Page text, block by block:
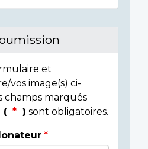
et
vos image(s) ci-
champs marqués
( ) sont obligatoires.